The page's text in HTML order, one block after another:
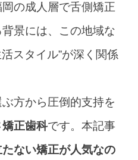
の成人層で舌側矯正
景には、 この地域な
活スタイル”が深く関係
方から圧倒的支持を
正歯科です。 本記事
ない矯正が人気なの